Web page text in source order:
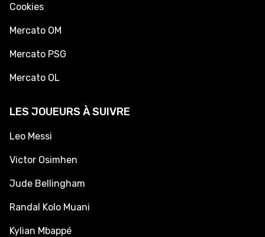
Cookies
Mercato OM
Mercato PSG
Mercato OL
LES JOUEURS À SUIVRE
Leo Messi
Victor Osimhen
Jude Bellingham
Randal Kolo Muani
Kylian Mbappé